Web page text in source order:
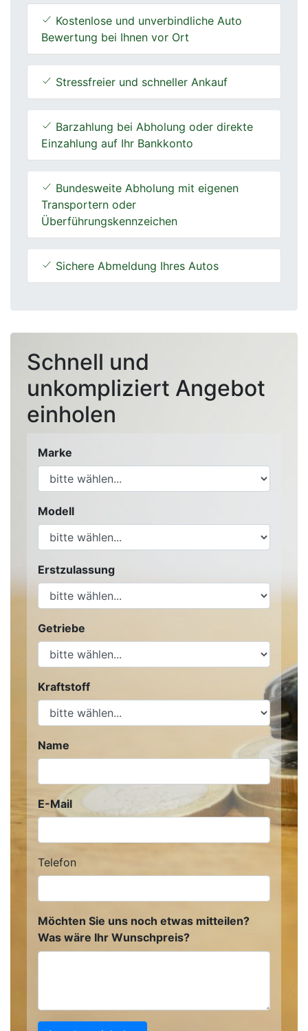
Kostenlose und unverbindliche Auto
Bewertung bei Ihnen vor Ort
Stressfreier und schneller Ankauf
Barzahlung bei Abholung oder direkte
Einzahlung auf Ihr Bankkonto
Bundesweite Abholung mit eigenen
Transportern oder
Überführungskennzeichen
Sichere Abmeldung Ihres Autos
Schnell und
unkompliziert Angebot
einholen
Marke
Modell
Erstzulassung
Getriebe
Kraftstoff
Name
E-Mail
Telefon
Möchten Sie uns noch etwas mitteilen?
Was wäre Ihr Wunschpreis?